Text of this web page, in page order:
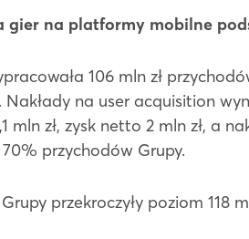
na platformy mobilne
106 mln zł
Nakłady na user acquisition
mln zł, zysk netto 2 mln zł, a
przychodów Grupy.
przekroczyły poziom 118